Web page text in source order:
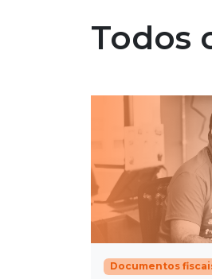
Todos
Documentos